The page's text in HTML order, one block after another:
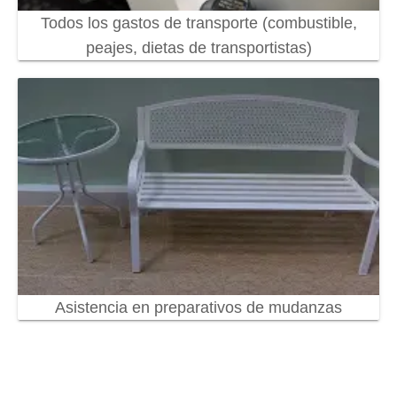
Todos los gastos de transporte (combustible,
peajes, dietas de transportistas)
Asistencia en preparativos de mudanzas